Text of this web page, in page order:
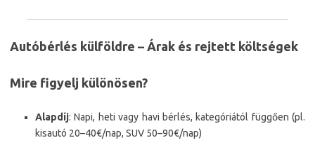
Autóbérlés külföldre – Árak és rejtett költségek
Mire figyelj különösen?
Alapdíj: Napi, heti vagy havi bérlés, kategóriától függően (pl.
kisautó 20–40€/nap, SUV 50–90€/nap)